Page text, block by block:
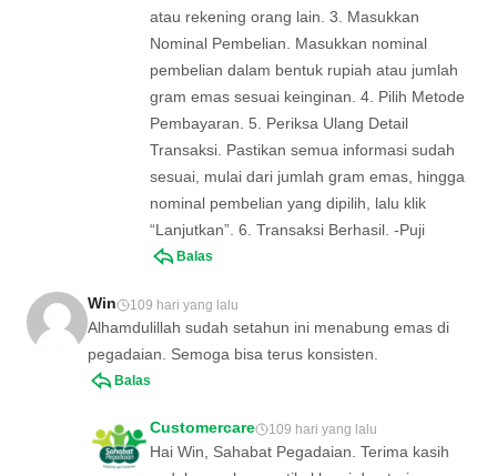
atau rekening orang lain. 3. Masukkan
Nominal Pembelian. Masukkan nominal
pembelian dalam bentuk rupiah atau jumlah
gram emas sesuai keinginan. 4. Pilih Metode
Pembayaran. 5. Periksa Ulang Detail
Transaksi. Pastikan semua informasi sudah
sesuai, mulai dari jumlah gram emas, hingga
nominal pembelian yang dipilih, lalu klik
“Lanjutkan”. 6. Transaksi Berhasil. -Puji
Balas
Win 109 hari yang lalu
Alhamdulillah sudah setahun ini menabung emas di
pegadaian. Semoga bisa terus konsisten.
Balas
Customercare 109 hari yang lalu
Hai Win, Sahabat Pegadaian. Terima kasih